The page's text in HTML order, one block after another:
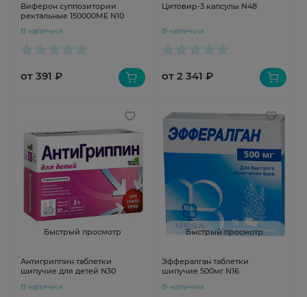
Виферон суппозитории
ректальные 150000МЕ N10
В наличии
от 391 ₽
Цитовир-3 капсулы N48
В наличии
от 2 341 ₽
Быстрый просмотр
Антигриппин таблетки
шипучие для детей N30
В наличии
Быстрый просмотр
Эффералган таблетки
шипучие 500мг N16
В наличии